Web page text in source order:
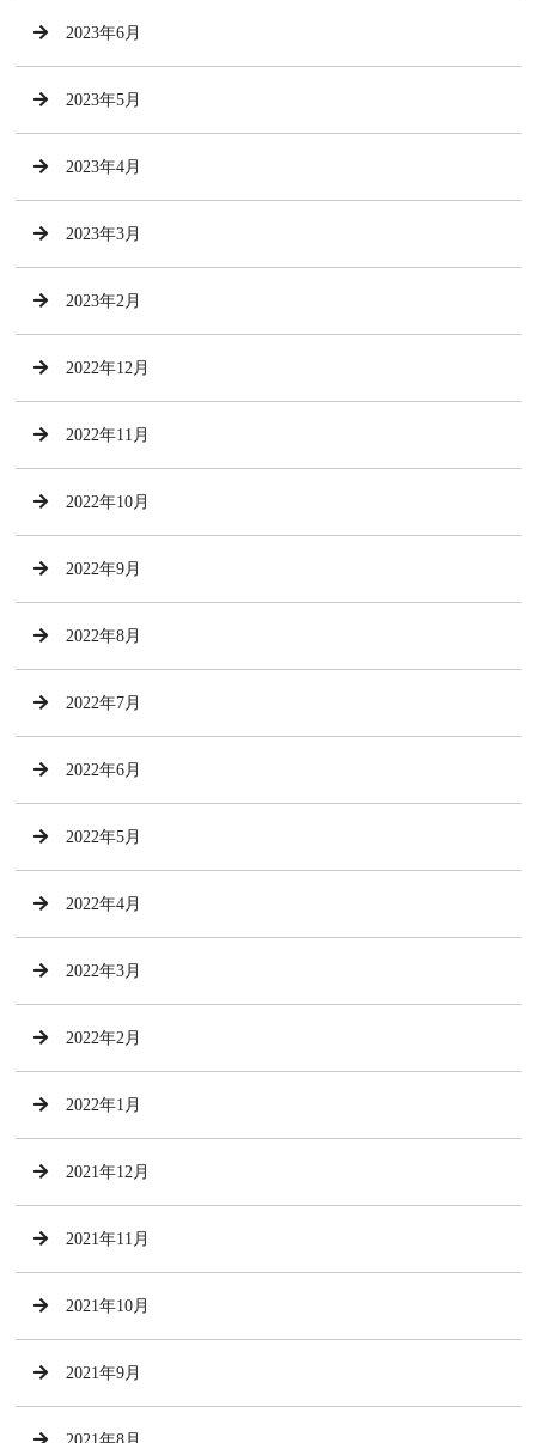
2023年6月
2023年5月
2023年4月
2023年3月
2023年2月
2022年12月
2022年11月
2022年10月
2022年9月
2022年8月
2022年7月
2022年6月
2022年5月
2022年4月
2022年3月
2022年2月
2022年1月
2021年12月
2021年11月
2021年10月
2021年9月